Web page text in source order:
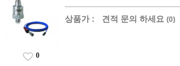
상품가 : 견적 문의 하세요 (0)
0